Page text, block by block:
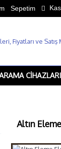
Sepetim
CIHAZLARI
Altın